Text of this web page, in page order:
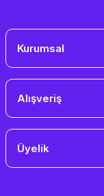
Kurumsal
Alışveriş
Üyelik